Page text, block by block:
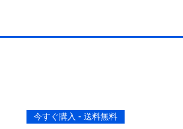
今すぐ購入 - 送料無料